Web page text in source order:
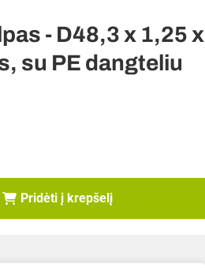
- D48,3 x 1,25 x
su PE dangteliu
Pridėti į krepšelį